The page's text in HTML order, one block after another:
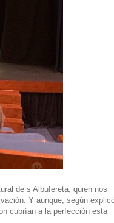
de s’Albufereta, quien nos
Y aunque, según
cubrían a la perfección esta